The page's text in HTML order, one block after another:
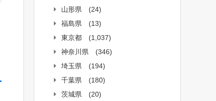
山形県
(24)
福島県
(13)
東京都
(1,037)
神奈川県
(346)
埼玉県
(194)
千葉県
(180)
茨城県
(20)